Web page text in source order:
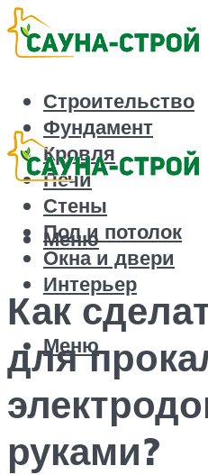
Строительство
Фундамент
Кровля
Печи
Стены
Пол и потолок
Окна и двери
Интерьер
Меню
Меню
Как
для
руками?